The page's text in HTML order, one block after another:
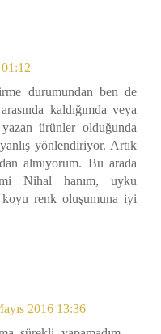
durumundan ben de
kaldığımda veya
ürünler olduğunda
yönlendiriyor. Artık
almıyorum. Bu arada
Nihal hanım, uyku
koyu renk oluşumuna iyi
2016 13:36